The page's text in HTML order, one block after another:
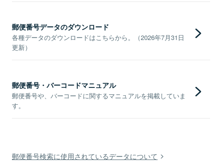
郵便番号データのダウンロード
各種データのダウンロードはこちらから。（2026年7月31日
更新）
郵便番号・バーコードマニュアル
郵便番号や、バーコードに関するマニュアルを掲載していま
す。
郵便番号検索に使用されているデータについて